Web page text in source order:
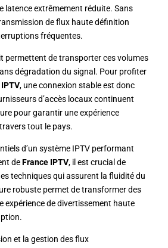
latence extrêmement réduite. Sans
de flux haute définition
fréquentes.
permettent de transporter ces volumes
dégradation du signal. Pour profiter
, une connexion stable est donc
d’accès locaux continuent
pour garantir une expérience
tout le pays.
d’un système IPTV performant
deFrance IPTV, il est crucial de
techniques qui assurent la fluidité du
robuste permet de transformer des
expérience de divertissement haute
et la gestion des flux